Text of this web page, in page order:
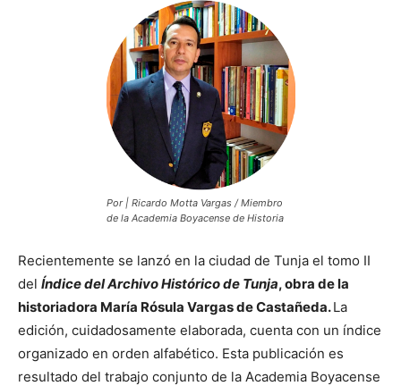
Por | Ricardo Motta Vargas / Miembro
de la Academia Boyacense de Historia
Recientemente se lanzó en la ciudad de Tunja el tomo II
del Índice del Archivo Histórico de Tunja, obra de la
historiadora María Rósula Vargas de Castañeda.La
edición, cuidadosamente elaborada, cuenta con un índice
organizado en orden alfabético. Esta publicación es
resultado del trabajo conjunto de la Academia Boyacense